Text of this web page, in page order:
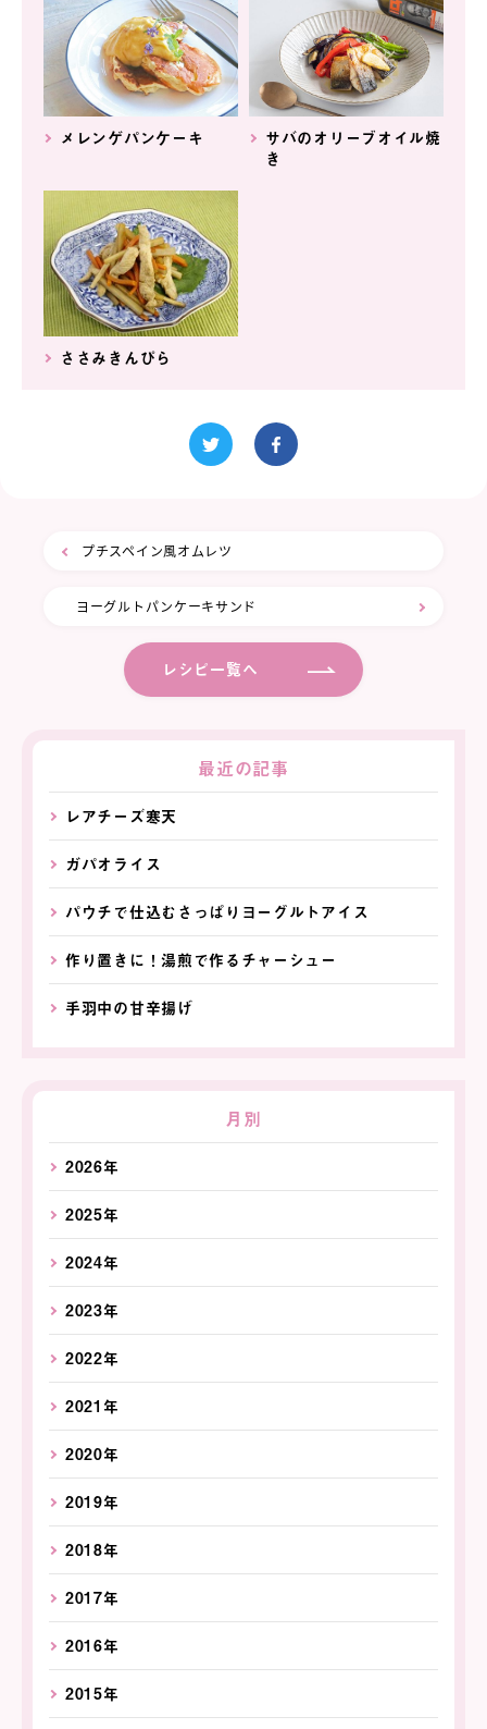
メレンゲパンケーキ
サバのオリーブオイル焼
き
ささみきんぴら
プチスペイン風オムレツ
ヨーグルトパンケーキサンド
レシピ一覧へ
最近の記事
レアチーズ寒天
ガパオライス
パウチで仕込むさっぱりヨーグルトアイス
作り置きに！湯煎で作るチャーシュー
手羽中の甘辛揚げ
月別
2026年
2025年
2024年
2023年
2022年
2021年
2020年
2019年
2018年
2017年
2016年
2015年